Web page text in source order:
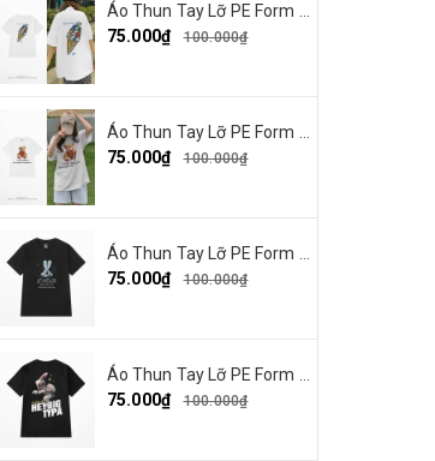
75.000₫
100.000₫
75.000₫
100.000₫
75.000₫
100.000₫
75.000₫
100.000₫